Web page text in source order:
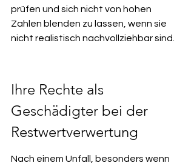
prüfen und sich nicht von hohen
Zahlen blenden zu lassen, wenn sie
nicht realistisch nachvollziehbar sind.
Ihre Rechte als
Geschädigter bei der
Restwertverwertung
Nach einem Unfall, besonders wenn